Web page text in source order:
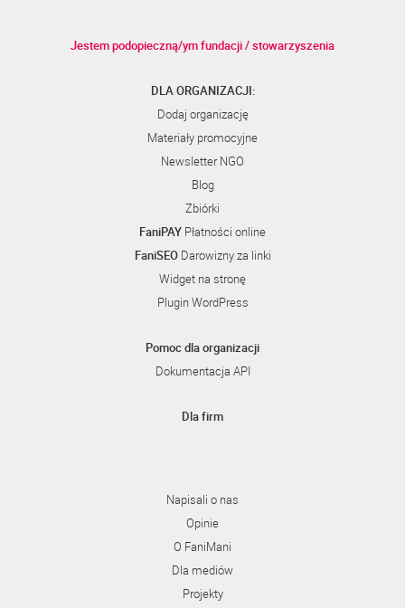
Jestem podopieczną/ym fundacji / stowarzyszenia
DLA ORGANIZACJI:
Dodaj organizację
Materiały promocyjne
Newsletter NGO
Blog
Zbiórki
FaniPAY Płatności online
FaniSEODarowizny za linki
Widget na stronę
Plugin WordPress
Pomoc dla organizacji
Dokumentacja API
Dla firm
Napisali o nas
Opinie
O FaniMani
Dla mediów
Projekty